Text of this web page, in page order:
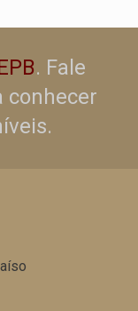
. Fale
conhecer